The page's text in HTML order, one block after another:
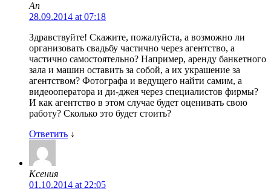
An
28.09.2014 at 07:18
Здравствуйте! Скажите, пожалуйста, а возможно ли
организовать свадьбу частично через агентство, а
частично самостоятельно? Например, аренду банкетного
зала и машин оставить за собой, а их украшение за
агентством? Фотографа и ведущего найти самим, а
видеооператора и ди-джея через специалистов фирмы?
И как агентство в этом случае будет оценивать свою
работу? Сколько это будет стоить?
Ответить ↓
Ксения
01.10.2014 at 22:05